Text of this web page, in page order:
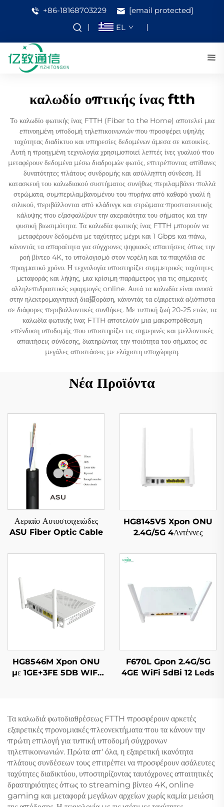
+86-18168703229
[email protected]
EL
καλωδίο οπτικής ίνας ftth
Το καλωδίο φωτικής ίνας FTTH (Fiber to the Home) αποτελεί μια
επινοημένη υποδομή τηλεπικοινωνιών που προσφέρει υψηλής
ταχύτητας διαδίκτυο και υπηρεσίες δεδομένων άμεσα σε κατοικίες.
Αυτή η προηγμένη τεχνολογία χρησιμοποιεί λεπτές ίνες γυαλιού που
μεταφέρουν δεδομένα μέσω διαδρομών φωτός, επιτρέποντας απίθανες
δυνατότητες πλάτους συνδρομής και ασύλληπτη σύνδεση. Η
κατασκευή του καλωδιακού συστήματος συνήθως περιλαμβάνει πολλά
στρώματα, συμπεριλαμβανομένου του πυρήνα από καθαρό γυαλί ή
σιλικού, περιβάλλονται από κλάδινγκ και στρώματα προστατευτικής
κάλυψης που εξασφαλίζουν την ακεραιότητα του σήματος και την
φυσική βιωσιμότητα. Τα καλωδία φωτικής ίνας FTTH μπορούν να
μεταφέρουν δεδομένα με ταχύτητες μέχρι και 1 Gbps και πάνω,
κάνοντάς τα απαραίτητα για σύγχρονες ψηφιακές απαιτήσεις όπως την
ροή βίντεο 4K, το υπολογισμό στον νεφέλη και τα παιχνίδια σε
πραγματικό χρόνο. Η τεχνολογία υποστηρίζει συμμετρικές ταχύτητες
μεταφοράς και λήψης, μια κρίσιμη παράμετρος για τις σημερινές
αλληλεπιδραστικές εφαρμογές online. Αυτά τα καλωδία είναι ανοσά
στην ηλεκτρομαγνητική δια摄οράση, κάνοντάς τα εξαιρετικά αξιόπιστα
σε διάφορες περιβαλλοντικές συνθήκες. Με τυπική ζωή 20-25 ετών, τα
καλωδία φωτικής ίνας FTTH αποτελούν μια μακροπρόθεσμη
επένδυση υποδομής που υποστηρίζει τις σημερινές και μελλοντικές
απαιτήσεις σύνδεσης, διατηρώντας την ποιότητα του σήματος σε
μεγάλες αποστάσεις με ελάχιστη υποχώρηση.
Νέα Προϊόντα
Αεριαίο Αυτοστοιχειώδες
ASU Fiber Optic Cable
HG8145V5 Xpon ONU
2.4G/5G 4Αντέννες
HG8546M Xpon ONU
με 1GE+3FE 5DB WIFI
F670L Gpon 2.4G/5G
4GE WiFi 5dBi 12 Leds
Τα καλωδιά φωτοδιαθρέσεως FTTH προσφέρουν αρκετές
εξαιρετικές προνομιακές πλεονεκτήματα που τα κάνουν την
πρώτη επιλογή για τυπική υποδομή σύγχρονων
τηλεπικοινωνιών. Πρώτα απ' όλα, η εξαιρετική ικανότητα
πλάτους συνδέσεων τους επιτρέπει να προσφέρουν ασάλευτες
ταχύτητες διαδικτύου, υποστηρίζοντας ταυτόχρονες απαιτητικές
δραστηριότητες όπως το streaming βίντεο 4K, online
gaming και μεταφορά μεγάλων αρχείων χωρίς καμία μειώση